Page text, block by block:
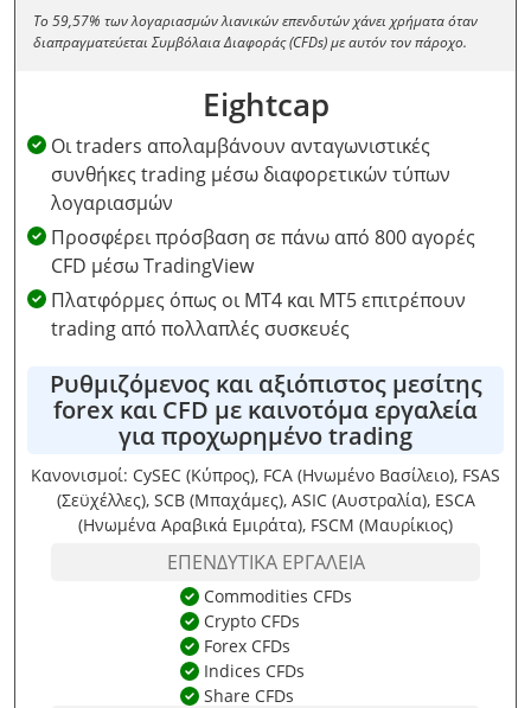
Το 59,57% των λογαριασμών λιανικών επενδυτών χάνει χρήματα όταν
διαπραγματεύεται Συμβόλαια Διαφοράς (CFDs) με αυτόν τον πάροχο.
Eightcap
Οι traders απολαμβάνουν ανταγωνιστικές
συνθήκες trading μέσω διαφορετικών τύπων
λογαριασμών
Προσφέρει πρόσβαση σε πάνω από 800 αγορές
CFD μέσω TradingView
Πλατφόρμες όπως οι MT4 και MT5 επιτρέπουν
trading από πολλαπλές συσκευές
Ρυθμιζόμενος και αξιόπιστος μεσίτης
forex και CFD με καινοτόμα εργαλεία
για προχωρημένο trading
Κανονισμοί: CySEC (Κύπρος), FCA (Ηνωμένο Βασίλειο), FSAS
(Σεϋχέλλες), SCB (Μπαχάμες), ASIC (Αυστραλία), ESCA
(Ηνωμένα Αραβικά Εμιράτα), FSCM (Μαυρίκιος)
ΕΠΕΝΔΥΤΙΚΆ ΕΡΓΑΛΕΊΑ
Commodities CFDs
Crypto CFDs
Forex CFDs
Indices CFDs
Share CFDs